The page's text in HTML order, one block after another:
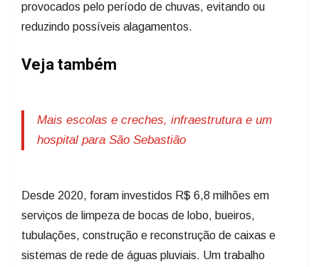
provocados pelo período de chuvas, evitando ou
reduzindo possíveis alagamentos.
Veja também
Mais escolas e creches, infraestrutura e um
hospital para São Sebastião
Desde 2020, foram investidos R$ 6,8 milhões em
serviços de limpeza de bocas de lobo, bueiros,
tubulações, construção e reconstrução de caixas e
sistemas de rede de águas pluviais. Um trabalho